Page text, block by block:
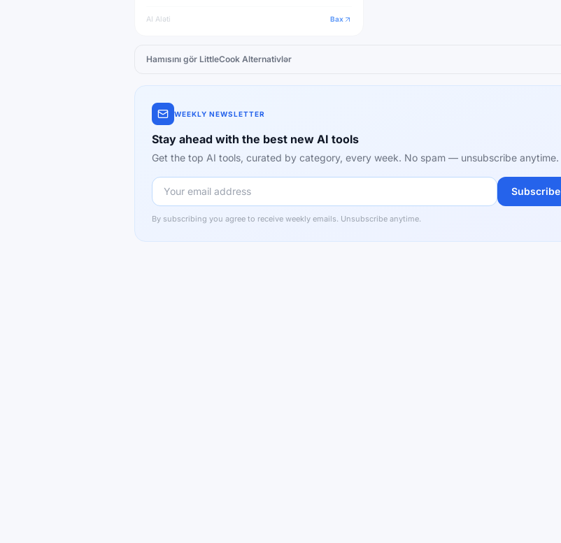
AI Aləti Bax
Hamısını gör LittleCook Alternativlər
WEEKLY NEWSLETTER
Stay ahead with the best new AI tools
Get the top AI tools, curated by category, every week. No spam — unsubscribe anytime.
Subscribe
By subscribing you agree to receive weekly emails. Unsubscribe anytime.